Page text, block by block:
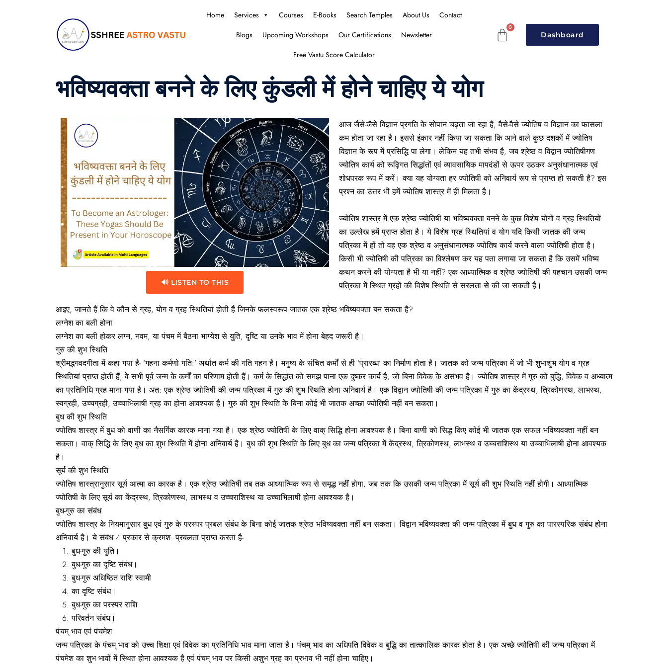
Home Services Courses E-Books Search Temples About Us
Contact
Blogs
Upcoming Workshops Our Certifications
Newsletter
Free Vastu Score Calculator
Dashboard
भविष्यवक्ता बनने के लिए कुंडली में होने चाहिए ये योग
🔊 LISTEN TO THIS
आज जैसे-जैसे विज्ञान प्रगति के सोपान चढ़ता जा रहा है, वैसे-वैसे ज्योतिष व विज्ञान का फासला
कम होता जा रहा है। इससे इंकार नहीं किया जा सकता कि आने वाले कुछ दशकों में ज्योतिष
विज्ञान के रूप में प्रसिद्धि पा लेगा। लेकिन यह तभी संभव है, जब श्रेष्ठ व विद्वान ज्योतिषीगण
ज्योतिष कार्य को रूढ़िगत सिद्धांतों एवं व्यावसायिक मापदंडों से ऊपर उठकर अनुसंधानात्मक एवं
शोधपरक रूप में करें। क्या यह योग्यता हर ज्योतिषी को अनिवार्य रूप से प्राप्त हो सकती है? इस
प्रश्न का उत्तर भी हमें ज्योतिष शास्त्र में ही मिलता है।
ज्योतिष शास्त्र में एक श्रेष्ठ ज्योतिषी या भविष्यवक्ता बनने के कुछ विशेष योगों व ग्रह स्थितियों
का उल्लेख हमें प्राप्त होता है। ये विशेष ग्रह स्थितियां व योग यदि किसी जातक की जन्म
पत्रिका में हों तो वह एक श्रेष्ठ व अनुसंधानात्मक ज्योतिष कार्य करने वाला ज्योतिषी होता है।
किसी भी ज्योतिषी की पत्रिका का विश्लेषण कर यह पता लगाया जा सकता है कि उसमें भविष्य
कथन करने की योग्यता है भी या नहीं? एक आध्यात्मिक व श्रेष्ठ ज्योतिषी की पहचान उसकी जन्म
पत्रिका में स्थित ग्रहों की विशेष स्थिति से सरलता से की जा सकती है।
आइए, जानते हैं कि वे कौन से ग्रह, योग व ग्रह स्थितियां होती हैं जिनके फलस्वरूप जातक एक श्रेष्ठ भविष्यवक्ता बन सकता है?
लग्नेश का बली होना
लग्नेश का बली होकर लग्न, नवम, या पंचम में बैठना भाग्येश से युति, दृष्टि या उनके भाव में होना बेहद जरूरी है।
गुरु की शुभ स्थिति
श्रीमद्भगवदगीता में कहा गया है- ‘गहना कर्मणो गति:’ अर्थात कर्म की गति गहन है। मनुष्य के संचित कर्मों से ही ‘प्रारब्ध’ का निर्माण होता है। जातक को जन्म पत्रिका में जो भी शुभाशुभ योग व ग्रह
स्थितियां प्राप्त होती हैं, वे सभी पूर्व जन्म के कर्मों का परिणाम होती हैं। कर्म के सिद्धांत को समझ पाना एक दुष्कर कार्य है, जो बिना विवेक के असंभव है। ज्योतिष शास्त्र में गुरु को बुद्धि, विवेक व अध्यात्म
का प्रतिनिधि ग्रह माना गया है। अत: एक श्रेष्ठ ज्योतिषी की जन्म पत्रिका में गुरु की शुभ स्थिति होना अनिवार्य है। एक विद्वान ज्योतिषी की जन्म पत्रिका में गुरु का केंद्रस्थ, त्रिकोणस्थ, लाभस्थ,
स्वग्रही, उच्चग्रही, उच्चाभिलाषी ग्रह का होना आवश्यक है। गुरु की शुभ स्थिति के बिना कोई भी जातक अच्छा ज्योतिषी नहीं बन सकता।
बुध की शुभ स्थिति
ज्योतिष शास्त्र में बुध को वाणी का नैसर्गिक कारक माना गया है। एक श्रेष्ठ ज्योतिषी के लिए वाक् सिद्धि होना आवश्यक है। बिना वाणी को सिद्ध किए कोई भी जातक एक सफल भविष्यवक्ता नहीं बन
सकता। वाक् सिद्धि के लिए बुध का शुभ स्थिति में होना अनिवार्य है। बुध की शुभ स्थिति के लिए बुध का जन्म पत्रिका में केंद्रस्थ, त्रिकोणस्थ, लाभस्थ व उच्चराशिस्थ या उच्चाभिलाषी होना आवश्यक
है।
सूर्य की शुभ स्थिति
ज्योतिष शास्त्रानुसार सूर्य आत्मा का कारक है। एक श्रेष्ठ ज्योतिषी तब तक आध्यात्मिक रूप से समृद्ध नहीं होगा, जब तक कि उसकी जन्म पत्रिका में सूर्य की शुभ स्थिति नहीं होगी। आध्यात्मिक
ज्योतिषी के लिए सूर्य का केंद्रस्थ, त्रिकोणस्थ, लाभस्थ व उच्चराशिस्थ या उच्चाभिलाषी होना आवश्यक है।
बुध-गुरु का संबंध
ज्योतिष शास्त्र के नियमानुसार बुध एवं गुरु के परस्पर प्रबल संबंध के बिना कोई जातक श्रेष्ठ भविष्यवक्ता नहीं बन सकता। विद्वान भविष्यवक्ता की जन्म पत्रिका में बुध व गुरु का पारस्परिक संबंध होना
अनिवार्य है। ये संबंध 4 प्रकार से क्रमश: प्रबलता प्राप्त करता है-
बुध-गुरु की युति।
बुध-गुरु का दृष्टि संबंध।
बुध-गुरु अधिष्ठित राशि स्वामी
का दृष्टि संबंध।
बुध-गुरु का परस्पर राशि
परिवर्तन संबंध।
पंचम् भाव एवं पंचमेश
जन्म पत्रिका के पंचम् भाव को उच्च शिक्षा एवं विवेक का प्रतिनिधि भाव माना जाता है। पंचम् भाव का अधिपति विवेक व बुद्धि का तात्कालिक कारक होता है। एक अच्छे ज्योतिषी की जन्म पत्रिका में
पंचमेश का शुभ भावों में स्थित होना आवश्यक है एवं पंचम् भाव पर किसी अशुभ ग्रह का प्रभाव भी नहीं होना चाहिए।